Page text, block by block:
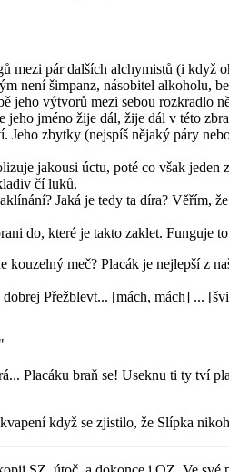
mezi pár dalších alchymistů (i
není šimpanz, násobitel alkoholu,
jeho výtvorů mezi sebou
jeho jméno žije dál, žije dál v této
zbytky (nejspíš nějaký páry
jakousi úctu, poté co však
čí luků.
Jaká je tedy ta díra? Věřím,
do, které je takto zaklet. Funguje
meč? Placák je nejlepší z
Přežblevt... [mách, mách] ...
Placáku braň se! Useknu ti ty tví
když se zjistilo, že Slípka